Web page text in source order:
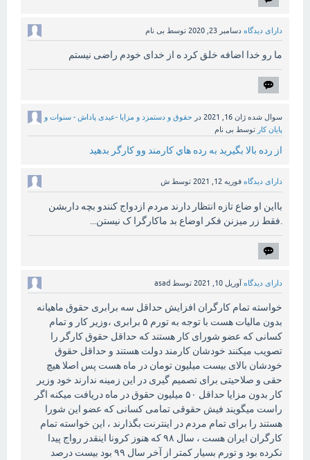
دارای دیدگاه دسامبر 23, 2020 توسط بی نام
ما رو خدا اضافه خلق کرد ه از خدای خودم راضی نیستم
سوال شده ژان 16, 2021 در حقوق و دستمزد و مزایا -عیدی پاداش - سنوات و
پایان کار توسط بی نام
از رده بالا بگيريد به رده هاي كارمند وو كارگر بدهيد
دارای دیدگاه فوریه 12, 2021 توسط ش
بااین او ضاع تازه انتظار دارند مردم ازدواج کنندو بچه داربشن
.فقط زر میزنن فکر اوضاع بد ماکارگرا ک نیستن...
دارای دیدگاه آوریل 10, 2021 توسط asad
خواسته تمام کارگران افزایش حداقل سه برابری حقوق ماهیانه
بدون مالیات هست با توجه به تورم ۵ برابری ،وزیر کار و تمام
کسانی که عضو شورای کار هستند که حداقل حقوق کارگر را
تصویب میکنند خودشان کارمند دولت هستند و حداقل حقوق
خودشان بالای بیست میلیون تومان در ماه هست پس اصلا هیچ
حقی و صلاحیتی برای تصمیم گیری در این زمینه ندارند خود وزیر
کار بدون مزایا حداقل ۵۰ میلیون حقوق در ماه دریافت میکنه اگر
راست میگویند فیش حقوقی تمامی کسانی که عضو این شورا
هستند را برای تمام مردم در اینترنت بگذارند ، این خواسته تمام
کارگران ایران هست ، سال ۹۸ که هنوز کرونا اینقدر رواج پیدا
نکرده بود و تورم بسیار کمتر از آخر سال ۹۹ بود بیست درصد